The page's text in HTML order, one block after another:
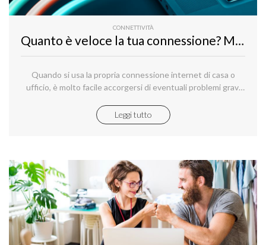
CONNETTIVITÀ
Quanto è veloce la tua connessione? Misurala!
Quando si usa la propria connessione internet di casa o
ufficio, è molto facile accorgersi di eventuali problemi gravi
interrompe
Leggi tutto